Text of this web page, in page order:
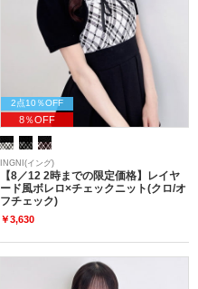
2点10％OFF
8％OFF
INGNI(イング)
【8／12 2時までの限定価格】レイヤ
ード風ボレロ×チェックニット(クロ/オ
フチェック)
￥3,630